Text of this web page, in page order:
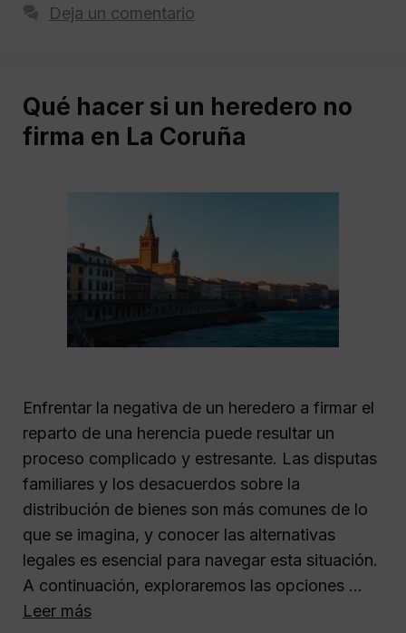
Deja un comentario
Qué hacer si un heredero no
firma en La Coruña
Enfrentar la negativa de un heredero a firmar el
reparto de una herencia puede resultar un
proceso complicado y estresante. Las disputas
familiares y los desacuerdos sobre la
distribución de bienes son más comunes de lo
que se imagina, y conocer las alternativas
legales es esencial para navegar esta situación.
A continuación, exploraremos las opciones …
Leer más